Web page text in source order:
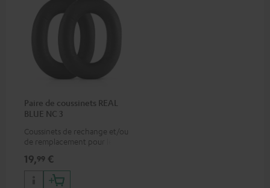
Paire de coussinets REAL
BLUE NC 3
Coussinets de rechange et/ou
de remplacement pour le
19,99 €